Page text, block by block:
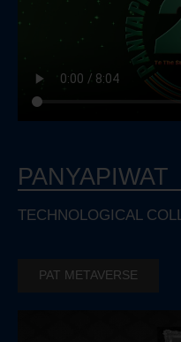
PANYAPIWAT
TECHNOLOGICAL
PAT METAVERSE